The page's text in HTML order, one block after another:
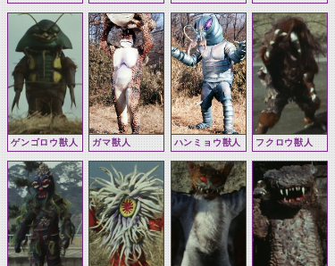
ゲンゴロウ獣人 ガマ獣人 ハンミョウ獣人 フクロウ獣人